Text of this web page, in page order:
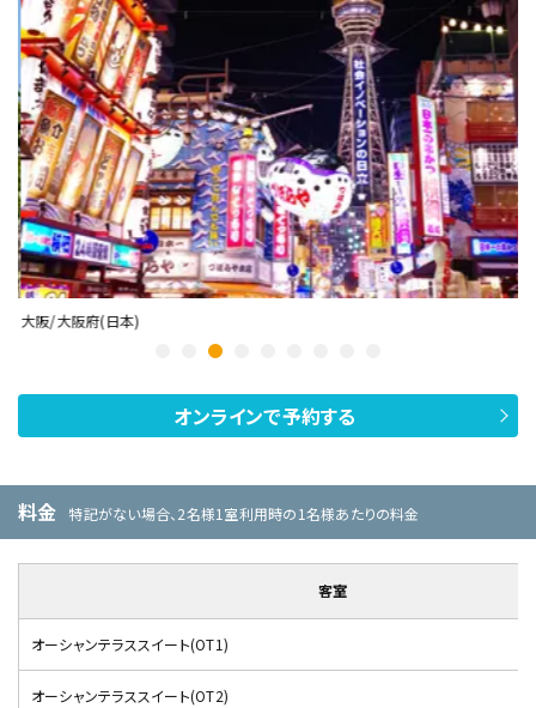
大阪/大阪府(日本)
オンラインで予約する
料金 特記がない場合、2名様1室利用時の1名様あたりの料金
客室
オーシャンテラススイート(OT1)
オーシャンテラススイート(OT2)